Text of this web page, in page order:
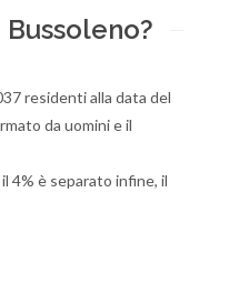
residenti alla data del
da uomini e il
4% è separato infine, il